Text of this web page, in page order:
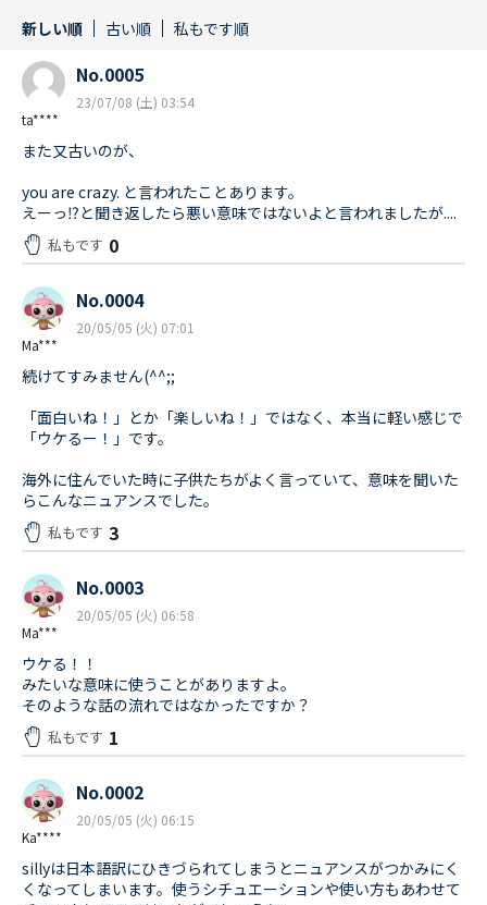
新しい順 古い順 私もです順
ta****
No.0005
23/07/08 (土) 03:54
また又古いのが、
you are crazy. と言われたことあります。
えーっ⁉と聞き返したら悪い意味ではないよと言われましたが....
私もです 0
Ma***
No.0004
20/05/05 (火) 07:01
続けてすみません(^^;;
「面白いね！」とか「楽しいね！」ではなく、本当に軽い感じで
「ウケるー！」です。
海外に住んでいた時に子供たちがよく言っていて、意味を聞いた
らこんなニュアンスでした。
私もです 3
Ma***
No.0003
20/05/05 (火) 06:58
ウケる！！
みたいな意味に使うことがありますよ。
そのような話の流れではなかったですか？
私もです 1
Ka****
No.0002
20/05/05 (火) 06:15
sillyは日本語訳にひきづられてしまうとニュアンスがつかみにく
くなってしまいます。使うシチュエーションや使い方もあわせて